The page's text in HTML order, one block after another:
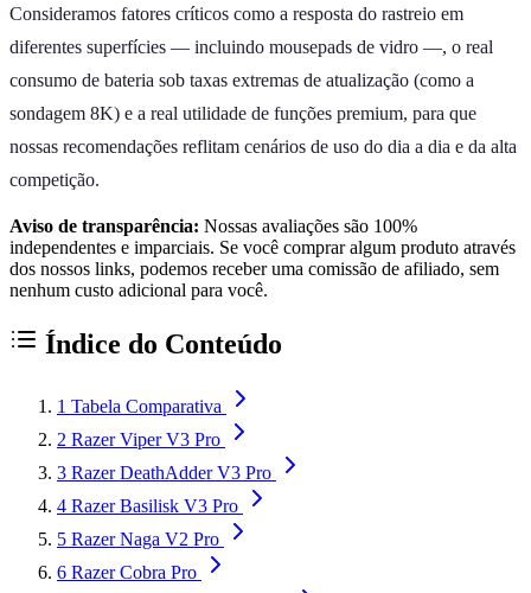
Consideramos fatores críticos como a resposta do rastreio em
diferentes superfícies — incluindo mousepads de vidro —, o real
consumo de bateria sob taxas extremas de atualização (como a
sondagem 8K) e a real utilidade de funções premium, para que
nossas recomendações reflitam cenários de uso do dia a dia e da alta
competição.
Aviso de transparência: Nossas avaliações são 100%
independentes e imparciais. Se você comprar algum produto através
dos nossos links, podemos receber uma comissão de afiliado, sem
nenhum custo adicional para você.
Índice do Conteúdo
1 Tabela Comparativa
2 Razer Viper V3 Pro
3 Razer DeathAdder V3 Pro
4 Razer Basilisk V3 Pro
5 Razer Naga V2 Pro
6 Razer Cobra Pro